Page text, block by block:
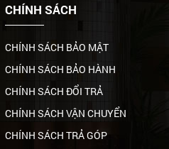
CHÍNH SÁCH
CHÍNH SÁCH BẢO MẬT
CHÍNH SÁCH BẢO HÀNH
CHÍNH SÁCH ĐỔI TRẢ
CHÍNH SÁCH VẬN CHUYỂN
CHÍNH SÁCH TRẢ GÓP